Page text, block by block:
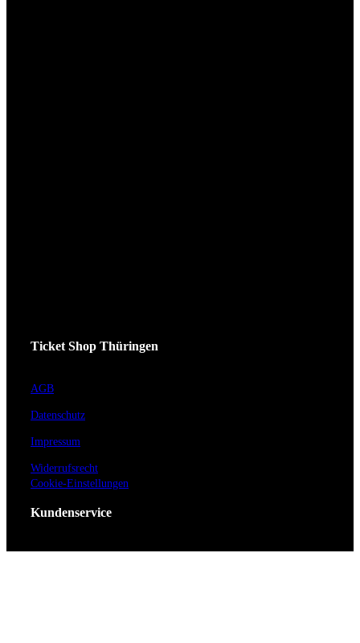
Ticket Shop Thüringen
AGB
Datenschutz
Impressum
Widerrufsrecht
Cookie-Einstellungen
Kundenservice